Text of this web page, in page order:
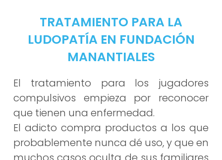
TRATAMIENTO PARA LA
LUDOPATÍA EN FUNDACIÓN
MANANTIALES
El tratamiento para los jugadores
compulsivos empieza por reconocer
que tienen una enfermedad.
El adicto compra productos a los que
probablemente nunca dé uso, y que en